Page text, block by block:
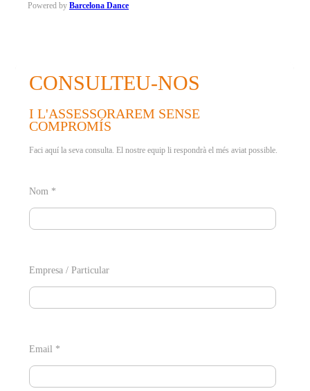
CONSULTEU-NOS
I L'ASSESSORAREM SENSE
COMPROMÍS
Faci aquí la seva consulta. El nostre equip li respondrà el més aviat possible.
Nom *
Empresa / Particular
Email *
Powered by Barcelona Dance